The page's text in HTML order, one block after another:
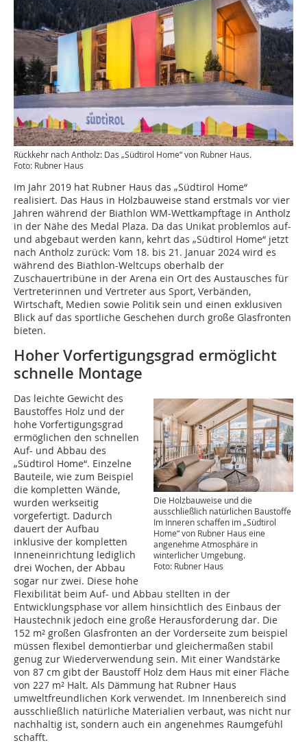
Rückkehr nach Antholz: Das „Südtirol Home“ von Rubner Haus.
Foto: Rubner Haus
Im Jahr 2019 hat Rubner Haus das „Südtirol Home“
realisiert. Das Haus in Holzbauweise stand erstmals vor vier
Jahren während der Biathlon WM-Wettkampftage in Antholz
in der Nähe des Medal Plaza. Da das Unikat problemlos auf-
und abgebaut werden kann, kehrt das „Südtirol Home“ jetzt
nach Antholz zurück: Vom 18. bis 21. Januar 2024 wird es
während des Biathlon-Weltcups oberhalb der
Zuschauertribüne in der Arena ein Ort des Austausches für
Vertreterinnen und Vertreter aus Sport, Verbänden,
Wirtschaft, Medien sowie Politik sein und einen exklusiven
Blick auf das sportliche Geschehen durch große Glasfronten
bieten.
Hoher Vorfertigungsgrad ermöglicht
schnelle Montage
Die Holzbauweise und die
ausschließlich natürlichen Baustoffe
Im Inneren schaffen im „Südtirol
Home“ von Rubner Haus eine
angenehme Atmosphäre in
winterlicher Umgebung.
Foto: Rubner Haus
Das leichte Gewicht des
Baustoffes Holz und der
hohe Vorfertigungsgrad
ermöglichen den schnellen
Auf- und Abbau des
„Südtirol Home“. Einzelne
Bauteile, wie zum Beispiel
die kompletten Wände,
wurden werkseitig
vorgefertigt. Dadurch
dauert der Aufbau
inklusive der kompletten
Inneneinrichtung lediglich
drei Wochen, der Abbau
sogar nur zwei. Diese hohe
Flexibilität beim Auf- und Abbau stellten in der
Entwicklungsphase vor allem hinsichtlich des Einbaus der
Haustechnik jedoch eine große Herausforderung dar. Die
152 m² großen Glasfronten an der Vorderseite zum beispiel
müssen flexibel demontierbar und gleichermaßen stabil
genug zur Wiederverwendung sein. Mit einer Wandstärke
von 87 cm gibt der Baustoff Holz dem Haus mit einer Fläche
von 227 m² Halt. Als Dämmung hat Rubner Haus
umweltfreundlichen Kork verwendet. Im Innenbereich sind
ausschließlich natürliche Materialien verbaut, was nicht nur
nachhaltig ist, sondern auch ein angenehmes Raumgefühl
schafft.